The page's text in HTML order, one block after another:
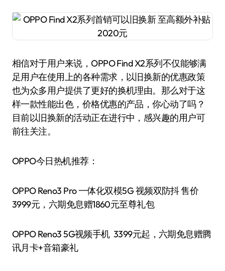
相信对于用户来说，OPPO Find X2系列不仅能够满
足用户在使用上的各种需求，以旧换新的优惠政策
也为众多用户提供了更好的换机理由。那么对于这
样一款性能出色，价格优惠的产品，你心动了吗？
目前以旧换新的活动正在进行中，感兴趣的用户可
前往关注。
OPPO今日热机推荐：
OPPO Reno3 Pro 一体化双模5G 视频双防抖 售价
3999元，六期免息赠1860元至尊礼包
OPPO Reno3 5G视频手机 3399元起，六期免息赠腾
讯月卡+音箱豪礼